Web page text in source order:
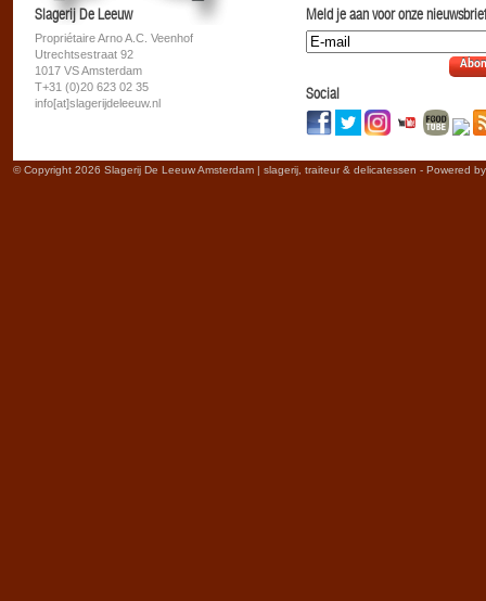
Slagerij De Leeuw
Propriétaire Arno A.C. Veenhof
Utrechtsestraat 92
1017 VS Amsterdam
T+31 (0)20 623 02 35
info[at]slagerijdeleeuw.nl
Meld je aan voor onze
Social
© Copyright 2026 Slagerij De Leeuw Amsterdam | slagerij, traiteur & delicatessen - Powered